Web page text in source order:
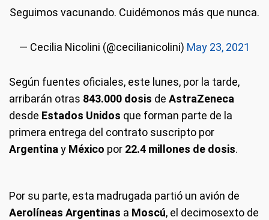
Seguimos vacunando. Cuidémonos más que nunca.
— Cecilia Nicolini (@cecilianicolini) May 23, 2021
Según fuentes oficiales, este lunes, por la tarde,
arribarán otras 843.000 dosis de AstraZeneca
desde Estados Unidos que forman parte de la
primera entrega del contrato suscripto por
Argentinay México por 22.4 millones de dosis.
Por su parte, esta madrugada partió un avión de
Aerolíneas Argentinas a Moscú, el decimosexto de